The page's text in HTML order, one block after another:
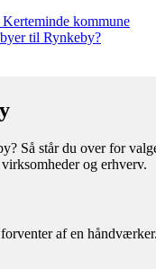
kommune
til Rynkeby?
Så står du over for
og erhverv.
af en